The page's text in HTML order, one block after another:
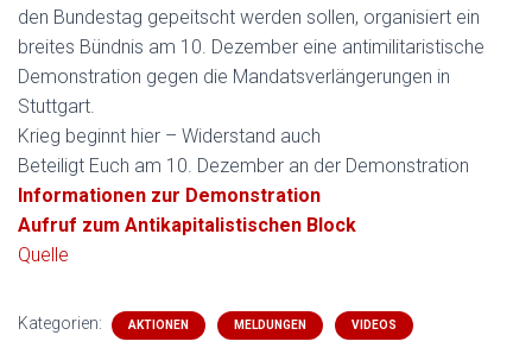
den Bundestag gepeitscht werden sollen, organisiert ein
breites Bündnis am 10. Dezember eine antimilitaristische
Demonstration gegen die Mandatsverlängerungen in
Stuttgart.
Krieg beginnt hier – Widerstand auch
Beteiligt Euch am 10. Dezember an der Demonstration
Informationen zur Demonstration
Aufruf zum Antikapitalistischen Block
Quelle
Kategorien: AKTIONEN MELDUNGEN VIDEOS